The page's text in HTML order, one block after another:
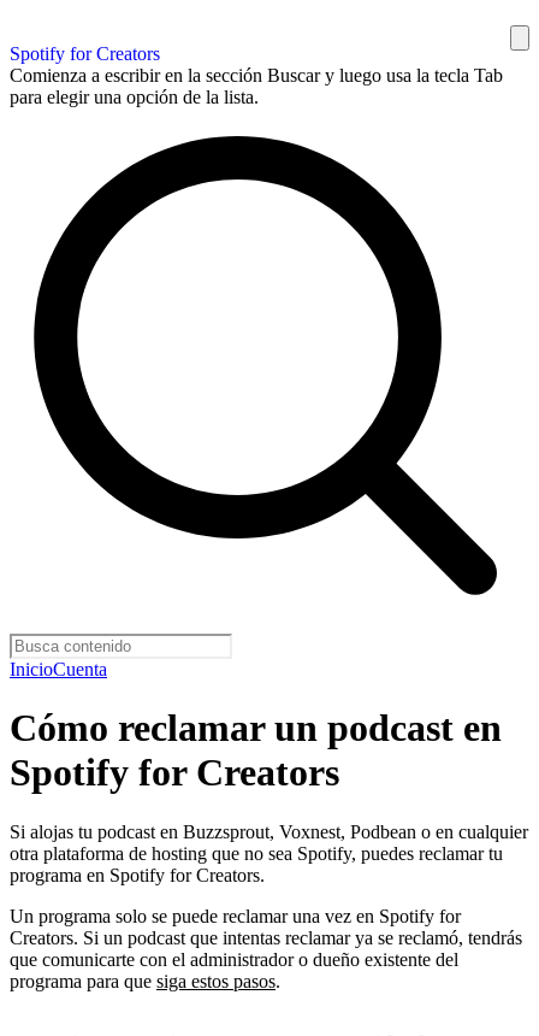
Spotify for Creators
Comienza a escribir en la sección Buscar y luego usa la tecla Tab
para elegir una opción de la lista.
InicioCuenta
Cómo reclamar un podcast en
Spotify for Creators
Si alojas tu podcast en Buzzsprout, Voxnest, Podbean o en cualquier
otra plataforma de hosting que no sea Spotify, puedes reclamar tu
programa en Spotify for Creators.
Un programa solo se puede reclamar una vez en Spotify for
Creators. Si un podcast que intentas reclamar ya se reclamó, tendrás
que comunicarte con el administrador o dueño existente del
programa para que siga estos pasos.